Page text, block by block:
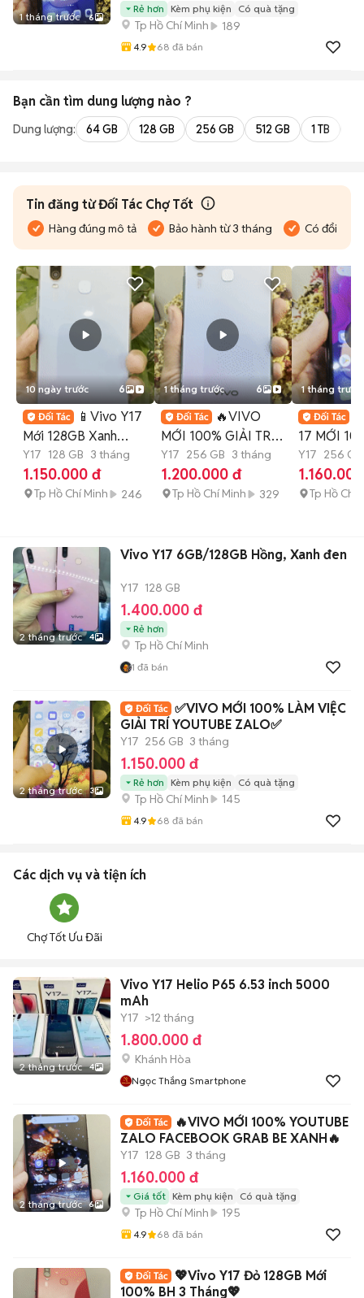
1 tháng trước 6
Rẻ hơn Kèm phụ kiện Có quà tặng
Tp Hồ Chí Minh 189
4.9 68 đã bán
Bạn cần tìm dung lượng nào ?
Dung lượng: 64 GB 128 GB 256 GB 512 GB 1 TB
Tin đăng từ Đối Tác Chợ Tốt
Hàng đúng mô tả Bảo hành từ 3 tháng Có đổi trả
10 ngày trước 6
📱Vivo Y17
Mới 128GB Xanh
Dương - Bảo Hành 3
Tháng📱
Y17 128 GB 3 tháng
1.150.000 đ
Tp Hồ Chí Minh 246
1 tháng trước 6
🔥VIVO
MỚI 100% GIẢI TRÍ
LÀM VIỆC GRAB BE
XANH SM🔥
Y17 256 GB 3 tháng
1.200.000 đ
Tp Hồ Chí Minh 329
1 tháng trước
17 MỚI
TRÍ LÀM
Y17 256 GB
Tp Hồ Chí
2 tháng trước 4
Vivo Y17 6GB/128GB Hồng, Xanh đen
Y17 128 GB
1.400.000 đ
Rẻ hơn
Tp Hồ Chí Minh
1 đã bán
2 tháng trước 3
✅VIVO MỚI 100% LÀM VIỆC
GIẢI TRÍ YOUTUBE ZALO✅
Y17 256 GB 3 tháng
1.150.000 đ
Rẻ hơn Kèm phụ kiện Có quà tặng
Tp Hồ Chí Minh 145
4.9 68 đã bán
Các dịch vụ và tiện ích
Chợ Tốt Ưu Đãi
2 tháng trước 4
Vivo Y17 Helio P65 6.53 inch 5000
mAh
Y17 >12 tháng
1.800.000 đ
Khánh Hòa
Ngọc Thắng Smartphone
2 tháng trước 6
🔥VIVO MỚI 100% YOUTUBE
ZALO FACEBOOK GRAB BE XANH🔥
Y17 128 GB 3 tháng
1.160.000 đ
Giá tốt Kèm phụ kiện Có quà tặng
Tp Hồ Chí Minh 195
4.9 68 đã bán
💖Vivo Y17 Đỏ 128GB Mới
100% BH 3 Tháng💖